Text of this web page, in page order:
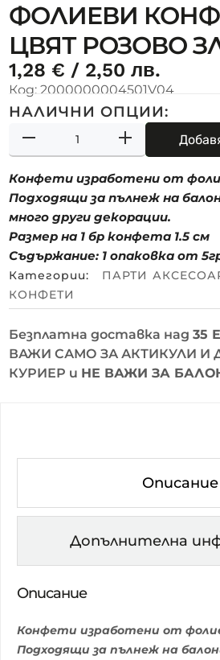
ФОЛИЕВИ
ЦВЯТ РОЗОВО
1,28 € / 2,50 лв.
Код: 2000000004501V04
НАЛИЧНИ ОПЦИИ:
Конфети изработени от
Подходящи за пълнеж на
много други декорации.
Размер на 1 бр конфета 1.5 см
Съдържание: 1 опаковка от
Категории: ПАРТИ
КОНФЕТИ
Безплатна доставка над35
ВАЖИ САМО ЗА АКТИКУЛИ И
КУРИЕР и НЕ ВАЖИ ЗА
Описание
Допълнителна
Описание
Конфети изработени от
Подходящи за пълнеж на